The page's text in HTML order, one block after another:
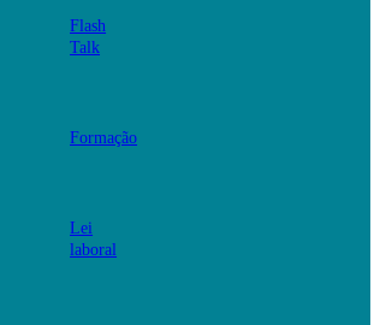
Flash
Talk
Formação
Lei
laboral